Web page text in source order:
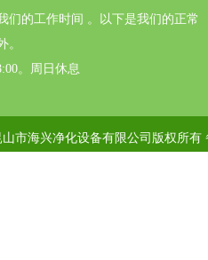
们的工作时间 。以下是我们的正常
。
。周日休息
市海兴净化设备有限公司版权所有